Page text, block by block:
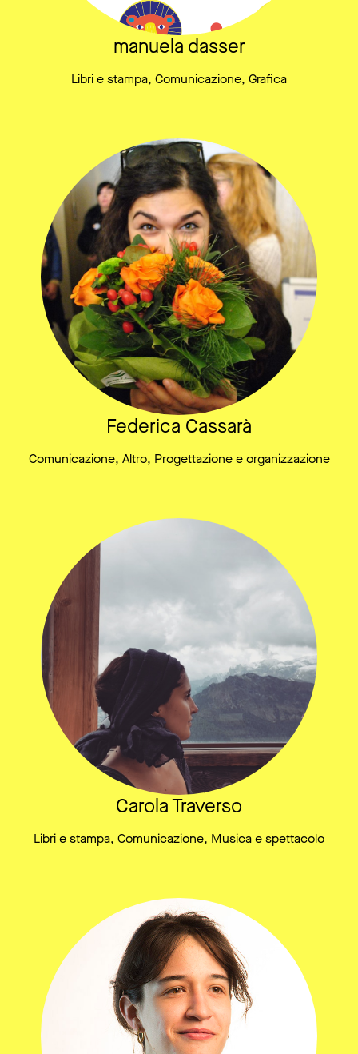
manuela dasser
Libri e stampa, Comunicazione, Grafica
Federica Cassarà
Comunicazione, Altro, Progettazione e organizzazione
Carola Traverso
Libri e stampa, Comunicazione, Musica e spettacolo